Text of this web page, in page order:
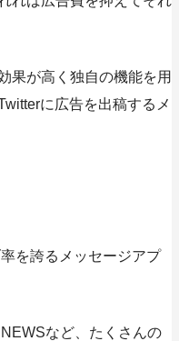
果が高く独自の機能を用
に広告を出稿するメ
を誇るメッセージアプ
など、たくさんの